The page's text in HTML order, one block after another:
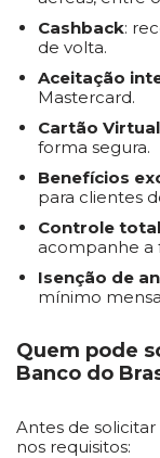
Cashback:
de volta.
Aceitação
Mastercard.
Cartão Virtual
forma segura.
Benefícios
para clientes
Controle
acompanhe a
Isenção de
mínimo
Quem pode
Banco do
Antes de
nos requisitos: